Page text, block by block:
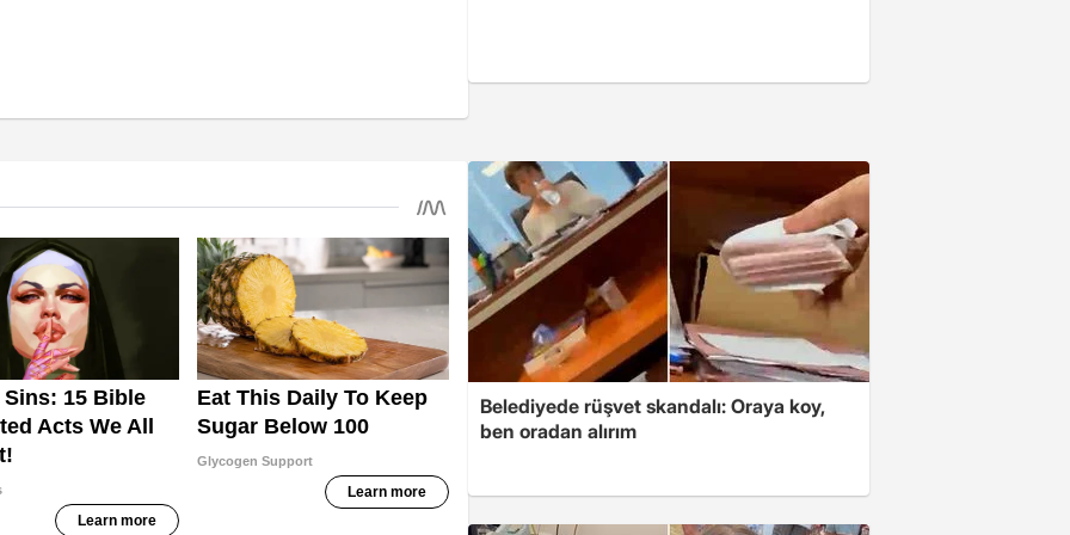
Belediyede rüşvet skandalı: Oraya koy,
ben oradan alırım